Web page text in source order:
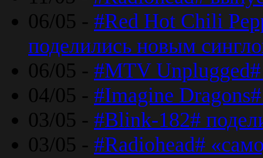
06/05 - #Red Hot Chili
поделились новым
06/05 - #MTV Unplugged#
04/05 - #Imagine
03/05 - #Blink-182#
03/05 - #Radiohead#